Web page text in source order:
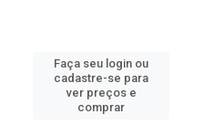
Faça seu login ou
cadastre-se para
ver preços e
comprar